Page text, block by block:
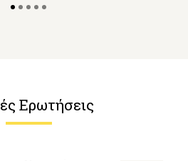
Ερωτήσεις